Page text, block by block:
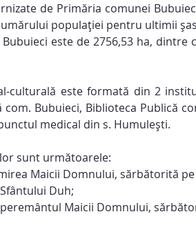
de Primăria comunei
populației pentru ultimii
este de 2756,53 ha, dintre
culturală este formată din 2
com. Bubuieci, Biblioteca Publică
medical din s. Humulești.
sunt următoarele:
Maicii Domnului, sărbătorită
Duh;
Maicii Domnului,